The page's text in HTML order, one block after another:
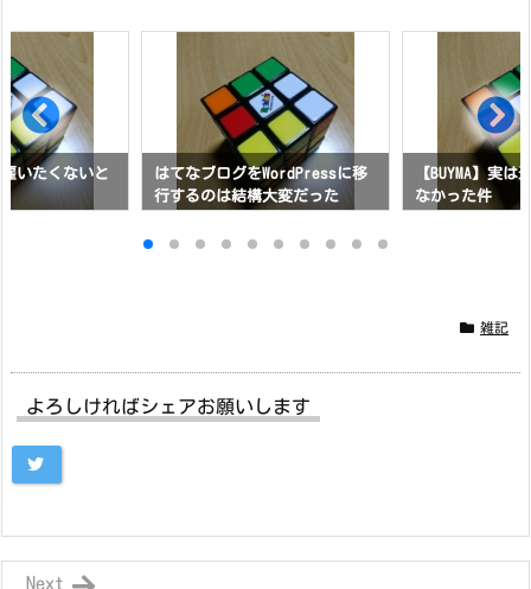
いたくないと
はてなブログをWordPressに移
行するのは結構大変だった
【BUYMA】実
なかった件
雑記
よろしければシェアお願いします
Next